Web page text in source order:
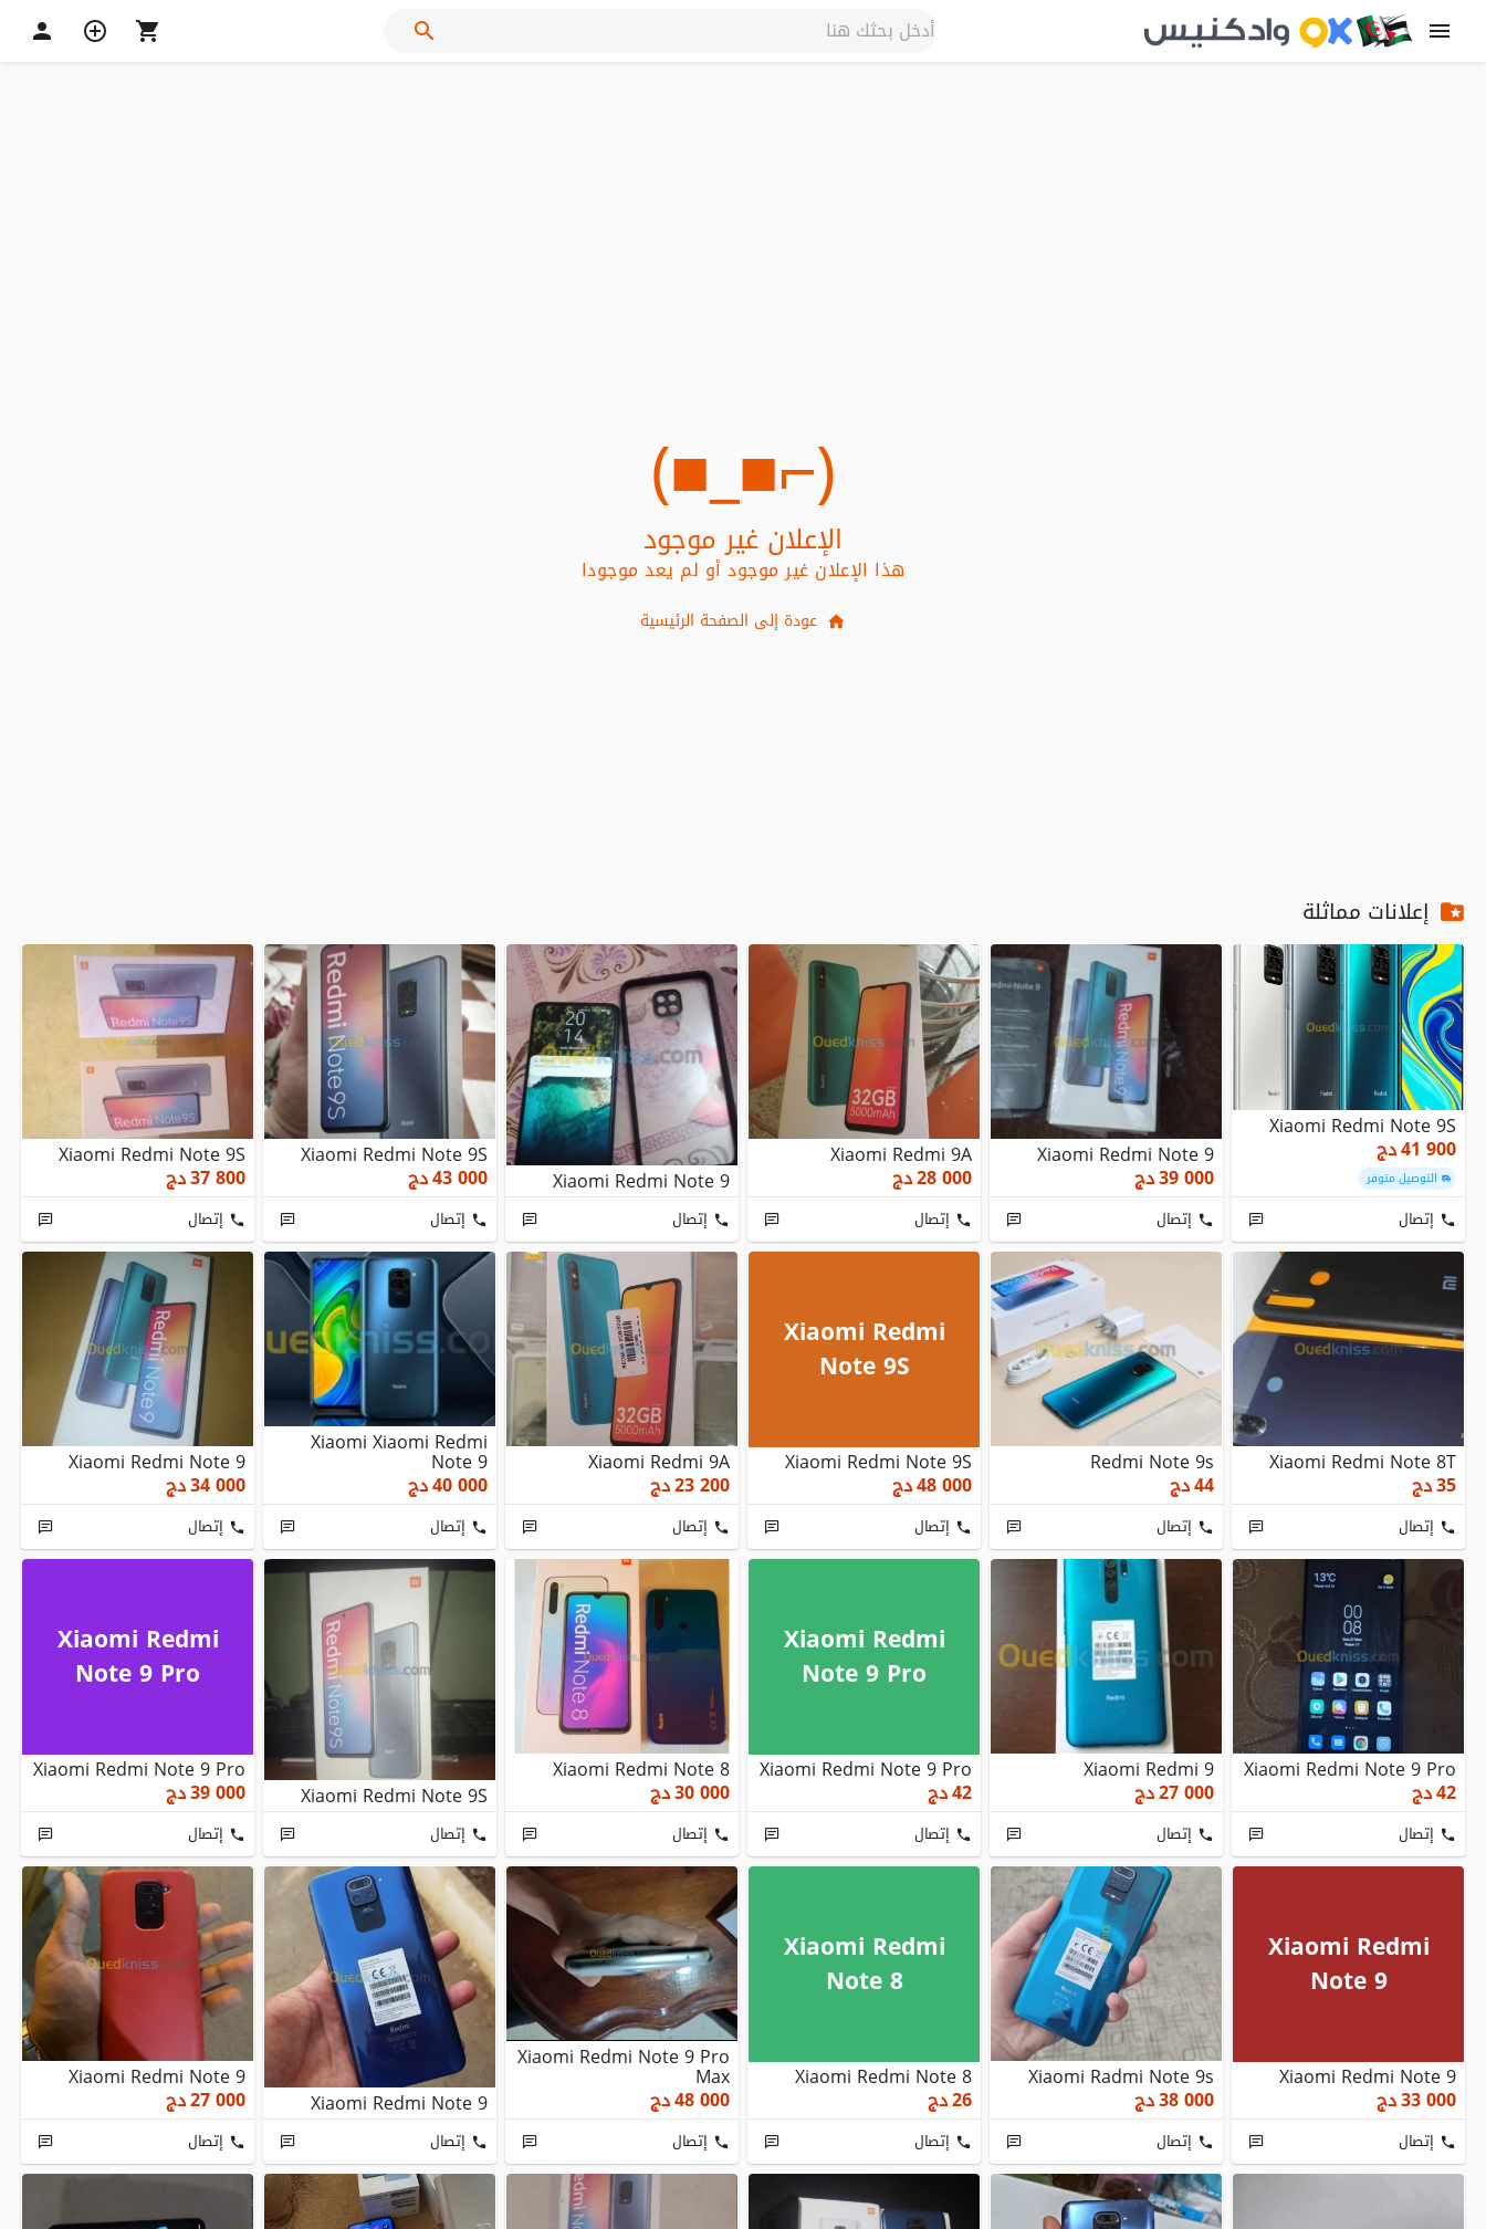
(⌐■_■)
الإعلان غير موجود
هذا الإعلان غير موجود أو لم يعد موجودا
عودة إلى الصفحة الرئيسية
إعلانات مماثلة
Xiaomi Redmi Note 9S
41 900دج
التوصيل متوفر
إتصال
Xiaomi Redmi Note 9
39 000دج
إتصال
Xiaomi Redmi 9A
28 000دج
إتصال
Xiaomi Redmi Note 9
إتصال
Xiaomi Redmi Note 9S
43 000دج
إتصال
Xiaomi Redmi Note 9S
37 800دج
إتصال
Xiaomi Redmi Note 8T
35دج
إتصال
Redmi Note 9s
44دج
إتصال
Xiaomi Redmi
Note 9S
Xiaomi Redmi Note 9S
48 000دج
إتصال
Xiaomi Redmi 9A
23 200دج
إتصال
Xiaomi Xiaomi Redmi
Note 9
40 000دج
إتصال
Xiaomi Redmi Note 9
34 000دج
إتصال
Xiaomi Redmi Note 9 Pro
42دج
إتصال
Xiaomi Redmi 9
27 000دج
إتصال
Xiaomi Redmi
Note 9 Pro
Xiaomi Redmi Note 9 Pro
42دج
إتصال
Xiaomi Redmi Note 8
30 000دج
إتصال
Xiaomi Redmi Note 9S
إتصال
Xiaomi Redmi
Note 9 Pro
Xiaomi Redmi Note 9 Pro
39 000دج
إتصال
Xiaomi Redmi
Note 9
Xiaomi Redmi Note 9
33 000دج
إتصال
Xiaomi Radmi Note 9s
38 000دج
إتصال
Xiaomi Redmi
Note 8
Xiaomi Redmi Note 8
26دج
إتصال
Xiaomi Redmi Note 9 Pro
Max
48 000دج
إتصال
Xiaomi Redmi Note 9
إتصال
Xiaomi Redmi Note 9
27 000دج
إتصال